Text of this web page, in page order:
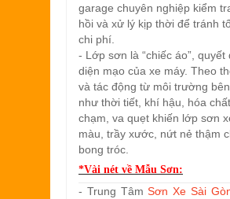
garage chuyên nghiệp kiểm
hồi và xử lý kịp thời để tránh
chi phí.
- Lớp sơn là “chiếc áo”, quyết
diện mạo của xe máy. Theo
và tác động từ môi trường
như thời tiết, khí hậu, hóa
chạm, va quẹt khiến lớp sơn
màu, trầy xước, nứt nẻ thậm
bong tróc.
*Vài nét về Mẫu Sơn:
- Trung TâmSơn Xe Sài